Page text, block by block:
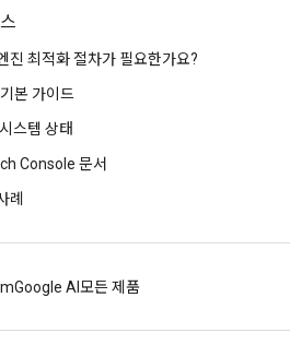
진 최적화 절차가 필요한가요?
본 가이드
스템 상태
Console 문서
례
Google AI 모든 제품